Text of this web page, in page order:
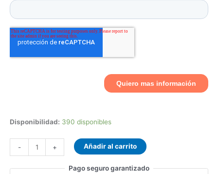
Disponibilidad: 390 disponibles
- + Añadir al carrito
Pago seguro garantizado